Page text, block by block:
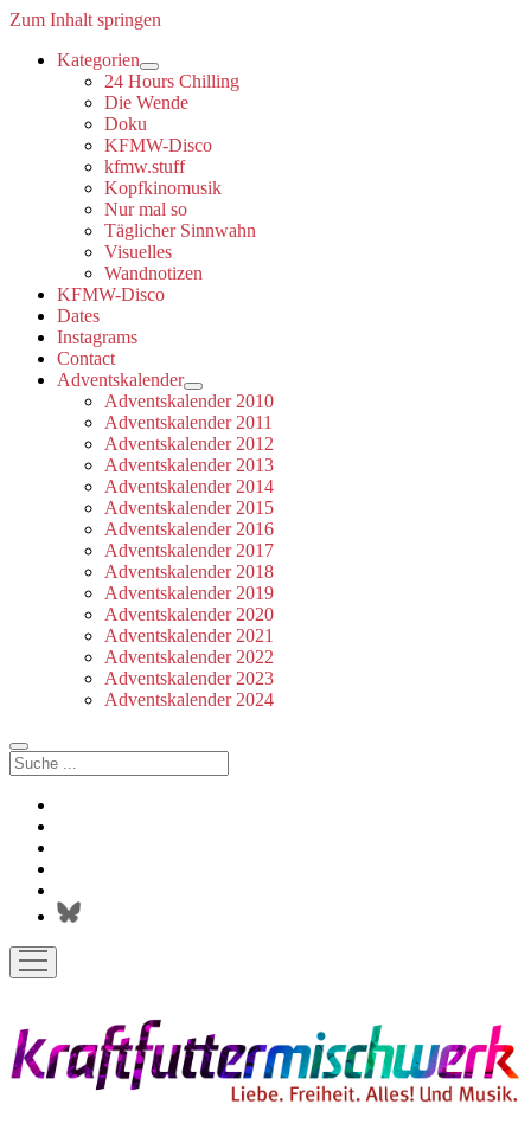
Zum Inhalt springen
Kategorien
Dropdown-
Menü
öffnen
24 Hours Chilling
Die Wende
Doku
KFMW-Disco
kfmw.stuff
Kopfkinomusik
Nur mal so
Täglicher Sinnwahn
Visuelles
Wandnotizen
KFMW-Disco
Dates
Instagrams
Contact
Adventskalender
Dropdown-
Menü
öffnen
Adventskalender 2010
Adventskalender 2011
Adventskalender 2012
Adventskalender 2013
Adventskalender 2014
Adventskalender 2015
Adventskalender 2016
Adventskalender 2017
Adventskalender 2018
Adventskalender 2019
Adventskalender 2020
Adventskalender 2021
Adventskalender 2022
Adventskalender 2023
Adventskalender 2024
Suchen
Bluesky
Menü
öffnen